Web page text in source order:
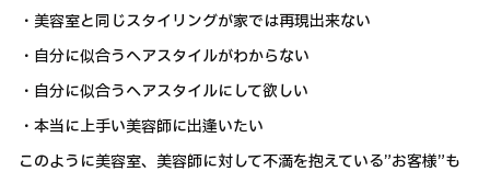
・美容室と同じスタイリングが家では再現出来ない
・自分に似合うヘアスタイルがわからない
・自分に似合うヘアスタイルにして欲しい
・本当に上手い美容師に出逢いたい
このように美容室、美容師に対して不満を抱えている”お客様”も